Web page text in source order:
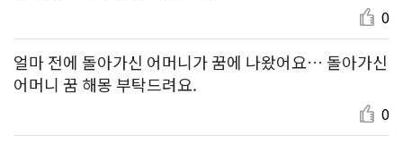
0
얼마 전에 돌아가신 어머니가 꿈에 나왔어요… 돌아가신
어머니 꿈 해몽 부탁드려요.
0